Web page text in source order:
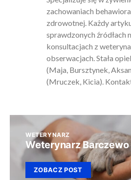
zachowaniach
zdrowotnej. Każdy
sprawdzonych źródłach
konsultacjach z
obserwacjach. Stała
(Maja, Bursztynek,
(Mruczek, Kicia).
WETERYNARZ
Weterynarz Barczewo
ZOBACZ POST